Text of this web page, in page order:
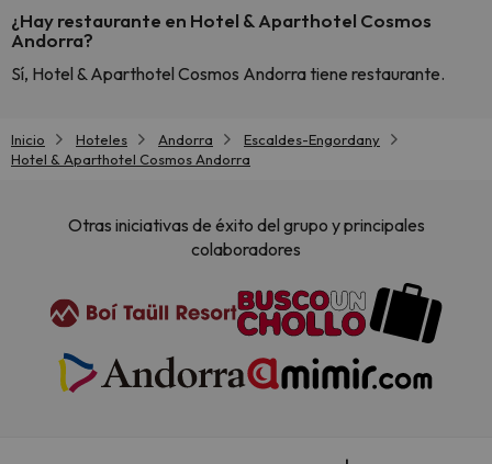
¿Hay restaurante en Hotel & Aparthotel Cosmos
Andorra?
Sí, Hotel & Aparthotel Cosmos Andorra tiene restaurante.
Inicio Hoteles Andorra
Escaldes-Engordany
Hotel & Aparthotel Cosmos Andorra
Otras iniciativas de éxito del grupo y principales
colaboradores